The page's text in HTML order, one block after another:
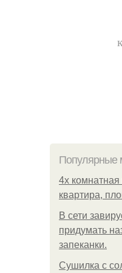
Популярные
4x
квартира,
В сети
придумать
запеканки.
Сушилка с